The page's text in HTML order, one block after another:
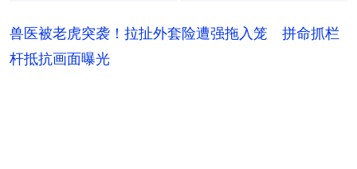
兽医被老虎突袭！拉扯外套险遭强拖入笼 拼命抓栏
杆抵抗画面曝光